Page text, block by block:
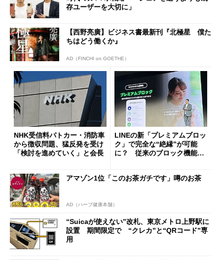
存ユーザーを大切に」
【西野亮廣】ビジネス書最新刊『北極星 僕た
ちはどう働くか』
AD（FINCHI on GOETHE）
NHK受信料パトカー・消防車
から徴収問題、猛反発を受け
「検討を進めていく」と会長
LINEの新「プレミアムブロッ
ク」で完全な“絶縁”が可能
に？ 従来のブロック機能と
アマゾン1位「このお茶ガチです」噂のお茶
AD（ハーブ健康本舗）
“Suicaが使えない”改札、東京メトロ上野駅に
設置 期間限定で “クレカ”と“QRコード”専
用